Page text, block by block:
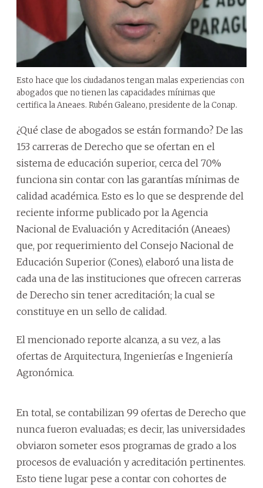
Esto hace que los ciudadanos tengan malas experiencias con
abogados que no tienen las capacidades mínimas que
certifica la Aneaes. Rubén Galeano, presidente de la Conap.
¿Qué clase de abogados se están formando? De las
153 carreras de Derecho que se ofertan en el
sistema de educación superior, cerca del 70%
funciona sin contar con las garantías mínimas de
calidad académica. Esto es lo que se desprende del
reciente informe publicado por la Agencia
Nacional de Evaluación y Acreditación (Aneaes)
que, por requerimiento del Consejo Nacional de
Educación Superior (Cones), elaboró una lista de
cada una de las instituciones que ofrecen carreras
de Derecho sin tener acreditación; la cual se
constituye en un sello de calidad.
El mencionado reporte alcanza, a su vez, a las
ofertas de Arquitectura, Ingenierías e Ingeniería
Agronómica.
En total, se contabilizan 99 ofertas de Derecho que
nunca fueron evaluadas; es decir, las universidades
obviaron someter esos programas de grado a los
procesos de evaluación y acreditación pertinentes.
Esto tiene lugar pese a contar con cohortes de